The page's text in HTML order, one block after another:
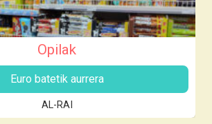
Opilak
Euro batetik aurrera
AL-RAI